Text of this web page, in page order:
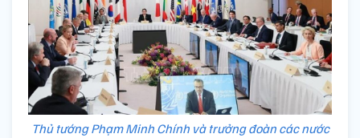
Thủ tướng Phạm Minh Chính và trưởng đoàn các nước